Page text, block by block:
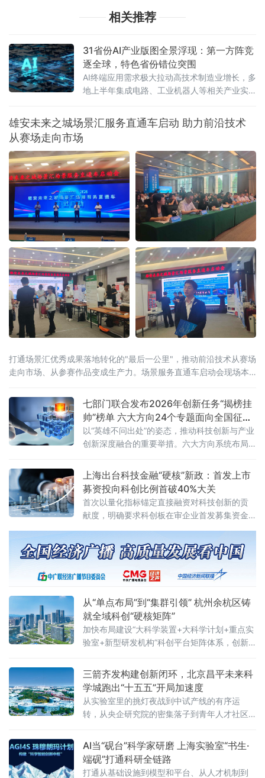
相关推荐
31省份AI产业版图全景浮现：第一方阵竞
逐全球，特色省份错位突围
AI终端应用需求极大拉动高技术制造业增长，多
地上半年集成电路、工业机器人等相关产业实
梯度发展格局已然凸显——北京、上海、广东
居于“第一方阵”全链条发力，安徽、湖北等深耕
托清洁能源优势成为智算中心重要落子点。智
雄安未来之城场景汇服务直通车启动 助力前沿技术
从赛场走向市场
打通场景汇优秀成果落地转化的"最后一公里"，推动前沿技术从赛场
走向市场、从参赛作品变成生产力。场景服务直通车启动会现场本
人民政府联合承办，保定高新技术产业七部门联合发布2026年创新任务“揭榜挂
帅”榜单 六大方向24个专题面向全国征集
攻关者
以“英雄不问出处”的姿态，推动科技创新与产业
创新深度融合的重要举措。六大方向系统布局
部门办公厅（办公室）关于开展2026年工业和
信息化
上海出台科技金融“硬核”新政：首发上市
募资投向科创比例首破40%大关
首次以量化指标锚定直接融资对科技创新的贡
献度，明确要求科创板在审企业首发募集资金
全国首个“科技型企业并购重组绿色通道”机制。
新政直击硬科技企业从初创到上市全周期的融
从“单点布局”到“集群引领” 杭州余杭区铸
就全域科创“硬核矩阵”
加快布局建设“大科学装置+大科学计划+重点实
验室+新型研发机构”科创平台矩阵体系，创新
从“零星突破”到“全面领先”。
三箭齐发构建创新闭环，北京昌平未来科
学城跑出“十五五”开局加速度
从实验室里的挑灯夜战到中试产线的有序运
转，从央企研究院的密集落子到青年人才社区
科学城，正以“三箭齐发”的产业锐气与“研城、
央城、校城、产城”四融合的发展底气，在“十五
五”开局之年交出一份成色十足的答卷。
AI当“砚台”科学家研磨 上海实验室“书生·
端砚”打通科研全链路
打通从基础设施到模型和平台、从人才机制到